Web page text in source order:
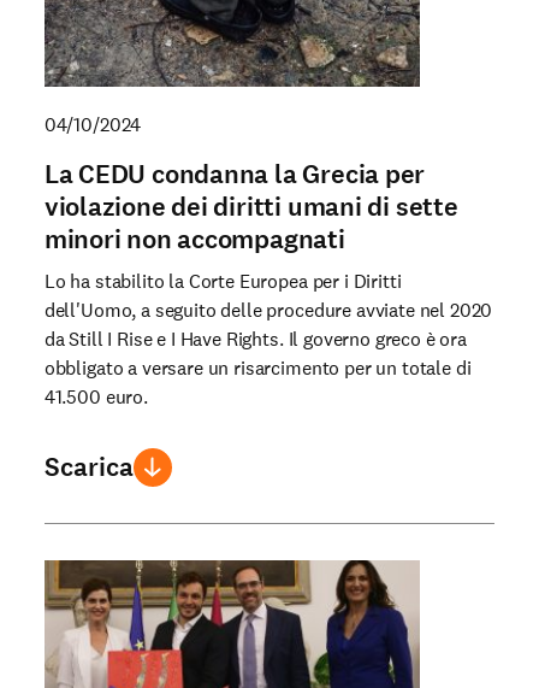
04/10/2024
La CEDU condanna la Grecia per
violazione dei diritti umani di sette
minori non accompagnati
Lo ha stabilito la Corte Europea per i Diritti
dell'Uomo, a seguito delle procedure avviate nel 2020
da Still I Rise e I Have Rights. Il governo greco è ora
obbligato a versare un risarcimento per un totale di
41.500 euro.
Scarica